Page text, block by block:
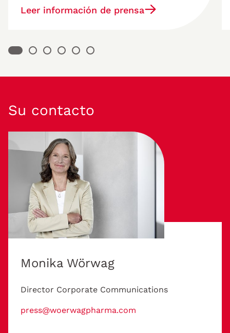
Leer información de prensa
Su contacto
Monika Wörwag
Director Corporate Communications
press@woerwagpharma.com